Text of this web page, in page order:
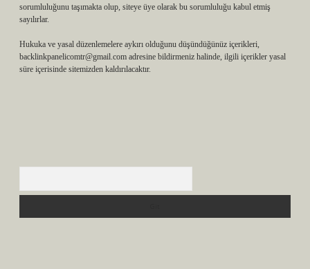
sorumluluğunu taşımakta olup, siteye üye olarak bu sorumluluğu kabul etmiş
sayılırlar.
Hukuka ve yasal düzenlemelere aykırı olduğunu düşündüğünüz içerikleri,
backlinkpanelicomtr@gmail.com adresine bildirmeniz halinde, ilgili içerikler yasal
süre içerisinde sitemizden kaldırılacaktır.